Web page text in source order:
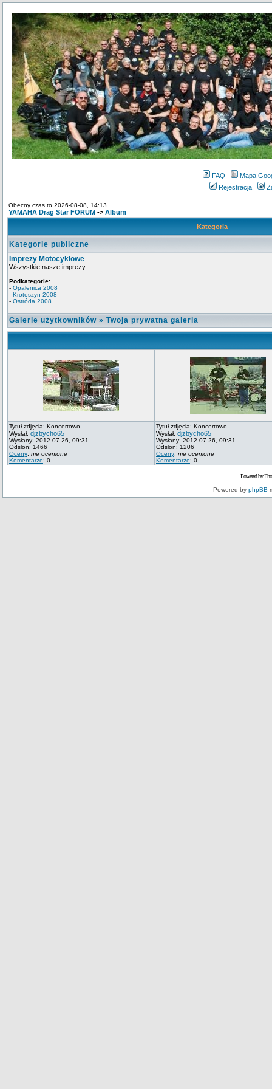
FAQ
Mapa
Rejestracja
Obecny czas to 2026-08-08, 14:13
YAMAHA Drag Star FORUM -> Album
Kategoria
Kategorie publiczne
Imprezy Motocyklowe
Wszystkie nasze imprezy
Podkategorie:
- Opalenica 2008
- Krotoszyn 2008
- Ostróda 2008
Galerie użytkowników » Twoja prywatna galeria
Tytuł zdjęcia: Koncertowo
Wysłał: djzbycho65
Wysłany: 2012-07-26, 09:31
Odsłon: 1466
Oceny: nie ocenione
Komentarze: 0
Tytuł zdjęcia: Koncertowo
Wysłał: djzbycho65
Wysłany: 2012-07-26, 09:31
Odsłon: 1206
Oceny: nie ocenione
Komentarze: 0
Powered by
Powered by phpBB